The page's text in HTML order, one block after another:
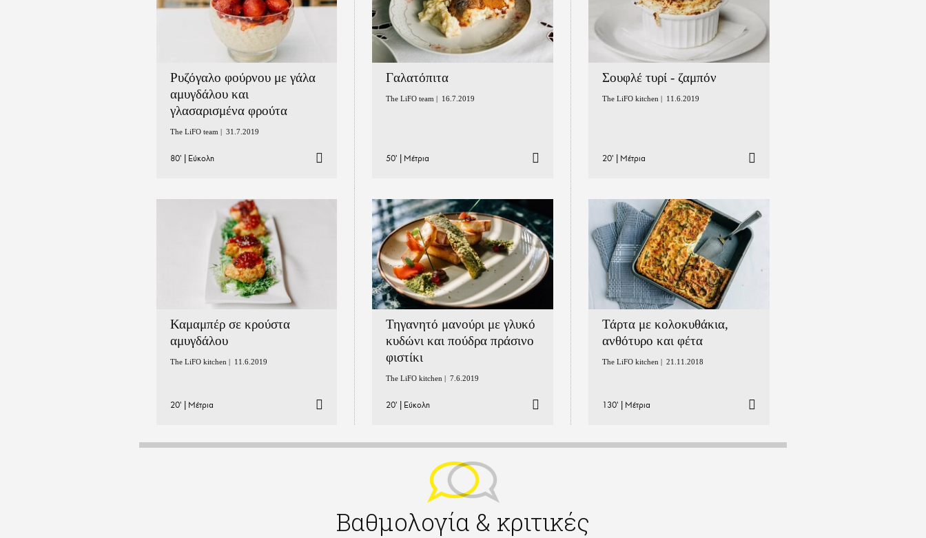
Ρυζόγαλο φούρνου με γάλα
αμυγδάλου και
γλασαρισμένα φρούτα
The LiFO team | 31.7.2019
80' | Εύκολη
Γαλατόπιτα
The LiFO team | 16.7.2019
50' | Μέτρια
Σουφλέ τυρί - ζαμπόν
The LiFO kitchen | 11.6.2019
20'| Μέτρια
Καμαμπέρ σε κρούστα
αμυγδάλου
The LiFO kitchen | 11.6.2019
20' Μέτρια
Τηγανητό μανούρι με γλυκό
κυδώνι και πούδρα πράσινο
φιστίκι
The LiFO kitchen |7.6.2019
20' Εύκολη
Τάρτα με κολοκυθάκια,
ανθότυρο και φέτα
The LiFO kitchen | 21.11.2018
130'| Μέτρια
Βαθμολογία & κριτικές